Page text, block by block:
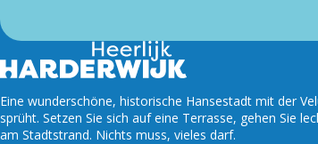
Eine wunderschöne, historische Hansestadt mit der
sprüht. Setzen Sie sich auf eine Terrasse, gehen Sie
am Stadtstrand. Nichts muss, vieles darf.